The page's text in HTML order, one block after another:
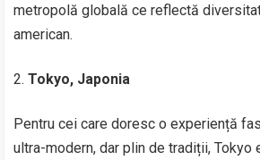
metropolă globală ce reflectă
american.
Tokyo, Japonia
Pentru cei care doresc o experiență
ultra-modern, dar plin de tradiții, Tokyo